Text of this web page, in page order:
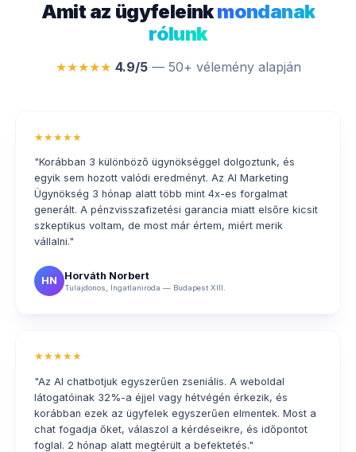
Amit az ügyfeleinkmondanak
rólunk
★★★★★ 4.9/5 — 50+ vélemény alapján
★★★★★
"Korábban 3 különböző ügynökséggel dolgoztunk, és
egyik sem hozott valódi eredményt. Az AI Marketing
Ügynökség 3 hónap alatt több mint 4x-es forgalmat
generált. A pénzvisszafizetési garancia miatt elsőre kicsit
szkeptikus voltam, de most már értem, miért merik
vállalni."
HN Horváth Norbert
Tulajdonos, Ingatlaniroda — Budapest XIII.
★★★★★
"Az AI chatbotjuk egyszerűen zseniális. A weboldal
látogatóinak 32%-a éjjel vagy hétvégén érkezik, és
korábban ezek az ügyfelek egyszerűen elmentek. Most a
chat fogadja őket, válaszol a kérdéseikre, és időpontot
foglal. 2 hónap alatt megtérült a befektetés."